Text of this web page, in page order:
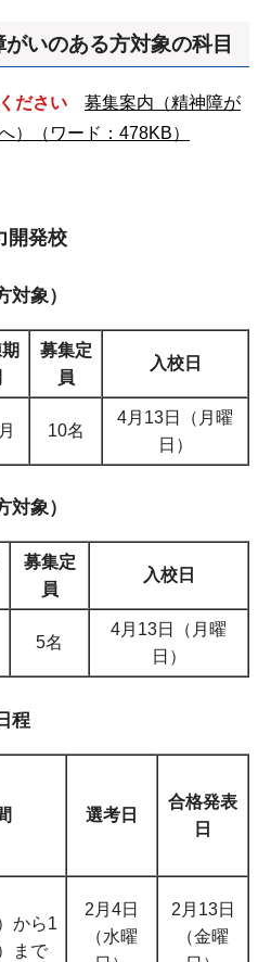
いのある方対象の科目
ださい
募集案内（精神障が
）（ワード：478KB）
開発校
対象）
募集定
員
入校日
10名
4月13日（月曜
日）
対象）
募集定
員
入校日
5名
4月13日（月曜
日）
程
選考日
合格発表
日
から1
まで
2月4日
（水曜
2月13日
（金曜